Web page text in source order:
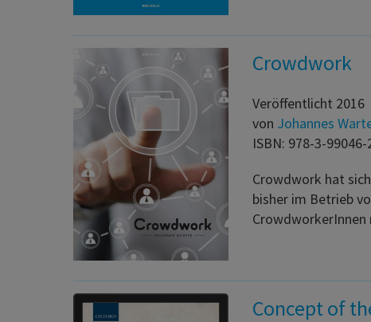
Crowdwork
Veröffentlicht 2016
von Johannes
ISBN: 978-3-99046-
Crowdwork hat
bisher im Betrieb
Concept of